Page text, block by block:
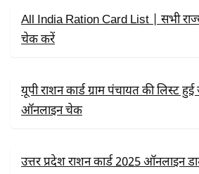
All India Ration Card List | सभी
चेक करें
यूपी राशन कार्ड ग्राम पंचायत की लिस्ट
ऑनलाइन चेक
उत्तर प्रदेश राशन कार्ड 2025 ऑनलाइन